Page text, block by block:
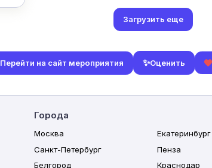
Загрузить еще
Перейти на сайт мероприятия ✨Оценить
Города
Москва
Санкт-Петербург
Белгород
Екатеринбург
Пенза
Краснодар